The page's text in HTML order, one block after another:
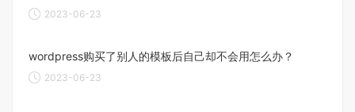
2023-06-23
wordpress购买了别人的模板后自己却不会用怎么办？
2023-06-23